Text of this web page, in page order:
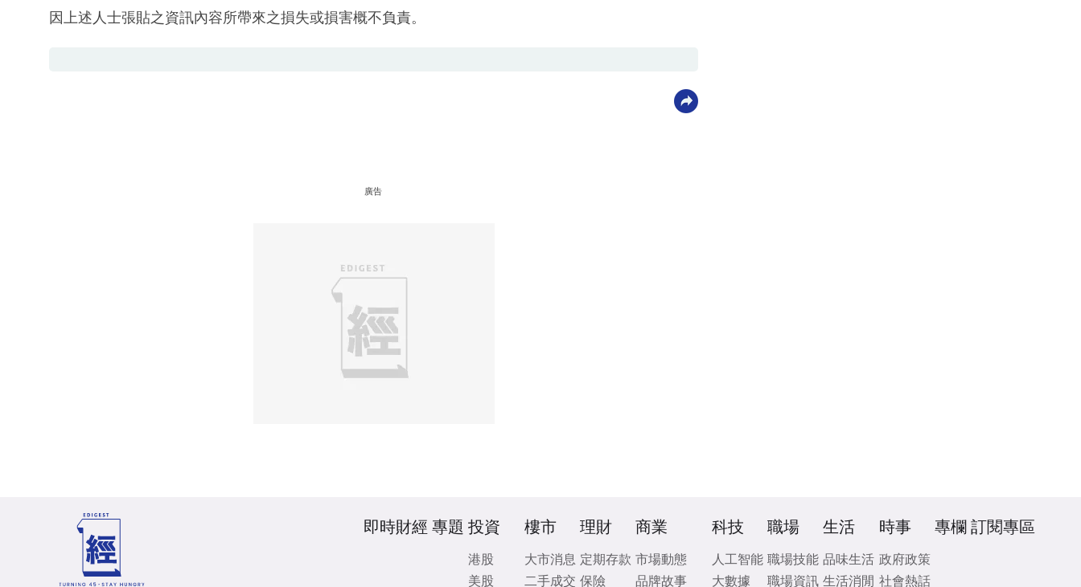
因上述人士張貼之資訊內容所帶來之損失或損害概不負責。
廣告
即時財經 專題 投資
港股
美股
樓市
大市消息
二手成交
理財
定期存款
保險
商業
市場動態
品牌故事
科技
人工智能
大數據
職場
職場技能
職場資訊
生活
品味生活
生活消閒
時事
政府政策
社會熱話
專欄 訂閱專區